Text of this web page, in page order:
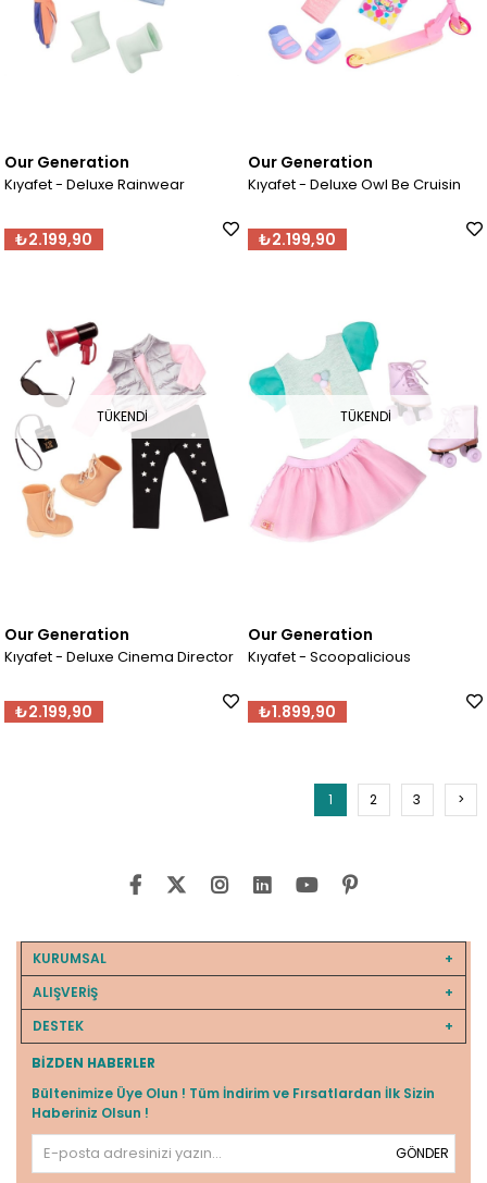
Our Generation
Kıyafet - Deluxe Rainwear
₺2.199,90
Our Generation
Kıyafet - Deluxe Owl Be Cruisin
₺2.199,90
TÜKENDI
Our Generation
Kıyafet - Deluxe Cinema Director
₺2.199,90
TÜKENDI
Our Generation
Kıyafet - Scoopalicious
₺1.899,90
1 2 3 >
KURUMSAL
ALIŞVERİŞ
DESTEK
BIZDEN HABERLER
Bültenimize Üye Olun ! Tüm İndirim ve Fırsatlardan İlk Sizin
Haberiniz Olsun !
GÖNDER